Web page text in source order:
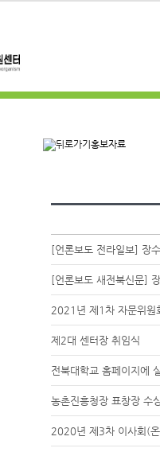
홍보자료
[언론보도 전라일보] 장
[언론보도 새전북신문]
2021년 제1차 자문위원
제2대 센터장 취임식
전북대학교 홈페이지에
농촌진흥청장 표창장 수
2020년 제3차 이사회(